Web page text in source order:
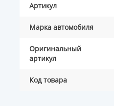
Артикул
Марка автомобиля
Оригинальный
артикул
Код товара